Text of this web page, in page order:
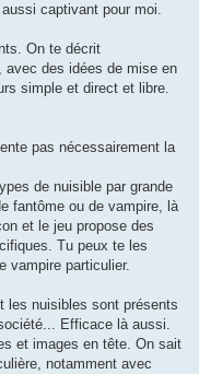
captivant pour moi.
On te décrit
avec des idées de mise en
simple et direct et libre.
pas nécessairement la
de nuisible par grande
fantôme ou de vampire, là
et le jeu propose des
Tu peux te les
vampire particulier.
les nuisibles sont présents
Efficace là aussi.
et images en tête. On sait
notamment avec